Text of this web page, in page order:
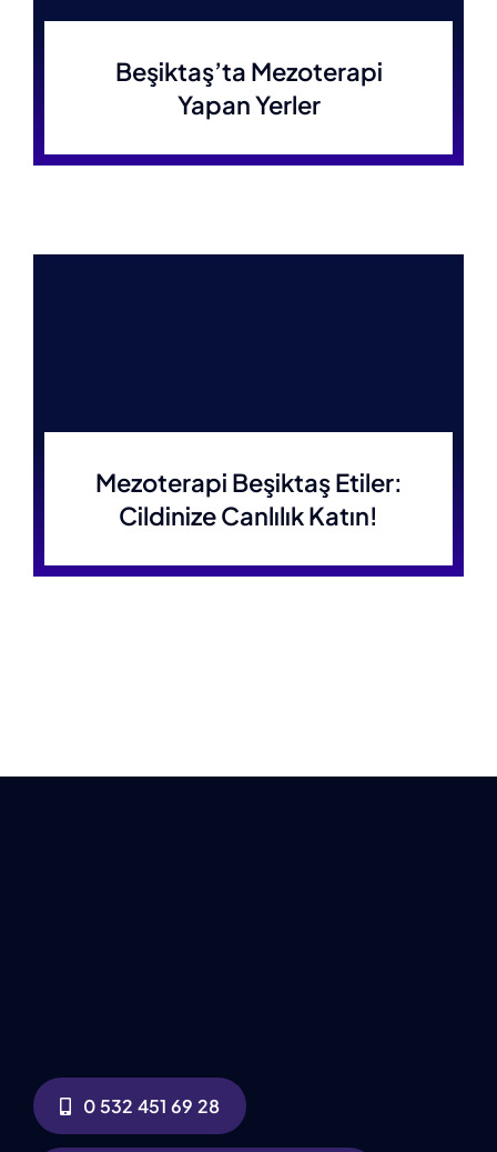
Beşiktaş’ta Mezoterapi
Yapan Yerler
Mezoterapi Beşiktaş Etiler:
Cildinize Canlılık Katın!
0 532 451 69 28